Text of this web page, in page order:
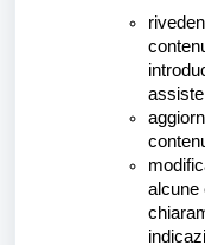
alcune